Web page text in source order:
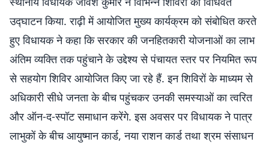
उद्घाटन किया. राढ़ी में आयोजित मुख्य कार्यक्रम को संबोधित करते
हुए विधायक ने कहा कि सरकार की जनहितकारी योजनाओं का लाभ
अंतिम व्यक्ति तक पहुंचाने के उद्देश्य से पंचायत स्तर पर नियमित रूप
से सहयोग शिविर आयोजित किए जा रहे हैं. इन शिविरों के माध्यम से
अधिकारी सीधे जनता के बीच पहुंचकर उनकी समस्याओं का त्वरित
और ऑन-द-स्पॉट समाधान करेंगे. इस अवसर पर विधायक ने पात्र
लाभुकों के बीच आयुष्मान कार्ड, नया राशन कार्ड तथा श्रम संसाधन